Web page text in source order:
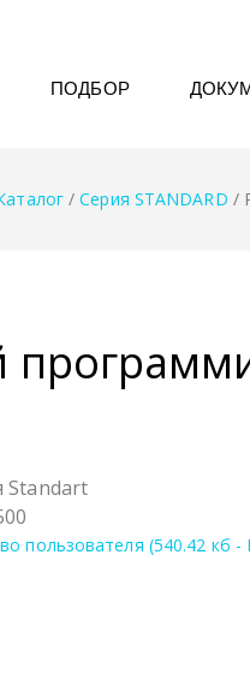
ПОДБОР
/Серия STANDARD /
Standart
пользователя (540.42 кб -